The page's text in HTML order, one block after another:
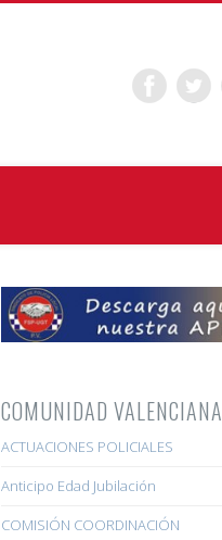
COMUNIDAD VALENCIANA
ACTUACIONES POLICIALES
Anticipo Edad Jubilación
COMISIÓN COORDINACIÓN